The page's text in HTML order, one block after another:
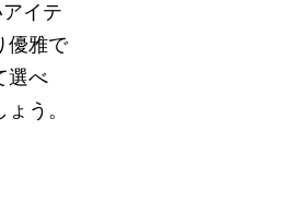
イテ
優雅で
選べ
う。